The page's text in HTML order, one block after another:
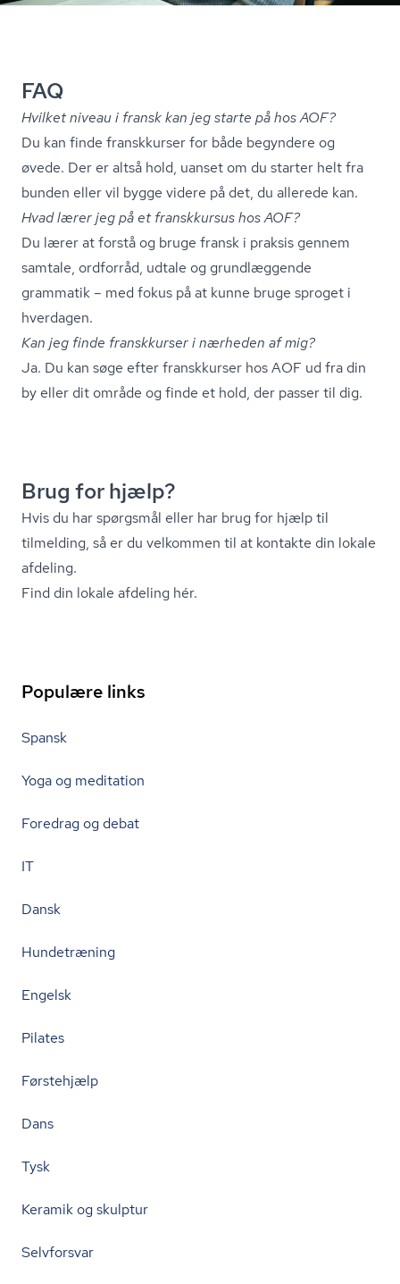
FAQ
Hvilket niveau i fransk kan jeg starte på hos AOF?
Du kan finde franskkurser for både begyndere og
øvede. Der er altså hold, uanset om du starter helt fra
bunden eller vil bygge videre på det, du allerede kan.
Hvad lærer jeg på et franskkursus hos AOF?
Du lærer at forstå og bruge fransk i praksis gennem
samtale, ordforråd, udtale og grundlæggende
grammatik – med fokus på at kunne bruge sproget i
hverdagen.
Kan jeg finde franskkurser i nærheden af mig?
Ja. Du kan søge efter franskkurser hos AOF ud fra din
by eller dit område og finde et hold, der passer til dig.
Brug for hjælp?
Hvis du har spørgsmål eller har brug for hjælp til
tilmelding, så er du velkommen til at kontakte din lokale
afdeling.
Find din lokale afdeling hér.
Populære links
Spansk
Yoga og meditation
Foredrag og debat
IT
Dansk
Hundetræning
Engelsk
Pilates
Førstehjælp
Dans
Tysk
Keramik og skulptur
Selvforsvar